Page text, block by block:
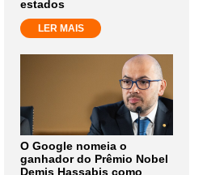
estados
LER MAIS
O Google nomeia o
ganhador do Prêmio Nobel
Demis Hassabis como